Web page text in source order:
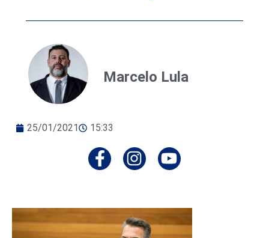
Marcelo Lula
25/01/2021 15:33